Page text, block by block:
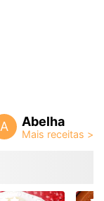
A Abelha